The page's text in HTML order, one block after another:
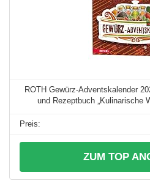
ROTH Gewürz-Adventskalender
und Rezeptbuch „Kulinarische
ZUM TOP